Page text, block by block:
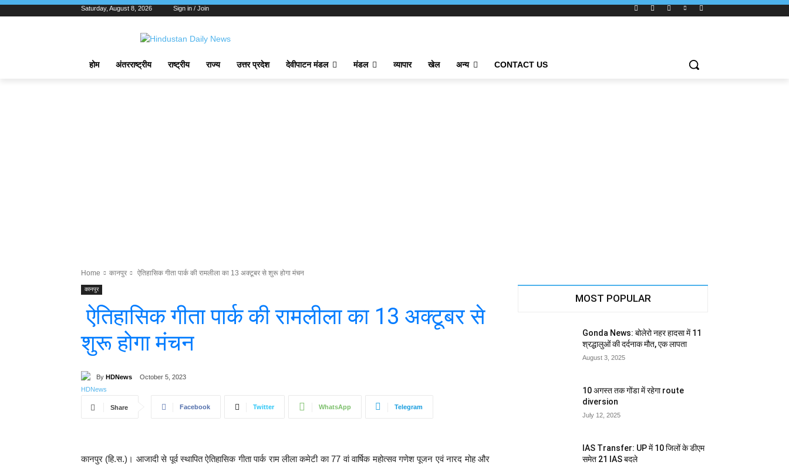
Saturday, August 8, 2026 Sign in / Join
होम अंतरराष्ट्रीय राष्ट्रीय राज्य उत्तर प्रदेश देवीपाटन मंडल मंडल व्यापार खेल अन्य CONTACT US
Home कानपुर ऐतिहासिक गीता पार्क की रामलीला का 13 अक्टूबर से शुरू होगा मंचन
कानपुर
ऐतिहासिक गीता पार्क की रामलीला का 13 अक्टूबर से
शुरू होगा मंचन
By HDNews October 5, 2023
Share Facebook Twitter WhatsApp Telegram
कानपुर (हि.स.)। आजादी से पूर्व स्थापित ऐतिहासिक गीता पार्क राम लीला कमेटी का 77 वां वार्षिक महोत्सव गणेश पूजन एवं नारद मोह और
MOST POPULAR
Gonda News: बोलेरो नहर हादसा में 11
श्रद्धालुओं की दर्दनाक मौत, एक लापता
August 3, 2025
10 अगस्त तक गोंडा में रहेगा route
diversion
July 12, 2025
IAS Transfer: UP में 10 जिलों के डीएम
समेत 21 IAS बदले